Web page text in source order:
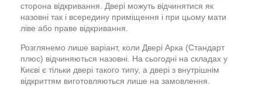
сторона відкривання. Двері можуть відчинятися як
назовні так і всередину приміщення і при цьому мати
ліве або праве відкривання.
Розглянемо лише варіант, коли Двері Арка (Стандарт
плюс) відчиняються назовні. На сьогодні на складах у
Києві є тільки двері такого типу, а двері з внутрішнім
відкриттям виготовляються лише на замовлення.